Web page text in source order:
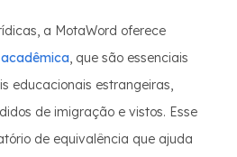
a MotaWord oferece
, que são essenciais
educacionais estrangeiras,
de imigração e vistos. Esse
de equivalência que ajuda